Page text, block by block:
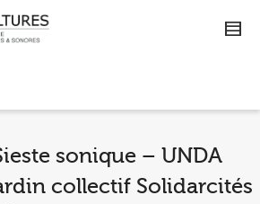
sonique – UNDA
collectif Solidarcités